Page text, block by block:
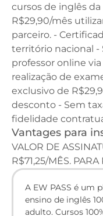
cursos de inglês da
R$29,90/mês
parceiro. -
território nacional
professor online
realização de
exclusivo de
desconto - Sem
fidelidade
Vantages para
VALOR DE
R$71,25/MÊS.
A EW PASS é um
ensino de inglês
adulto. Cursos